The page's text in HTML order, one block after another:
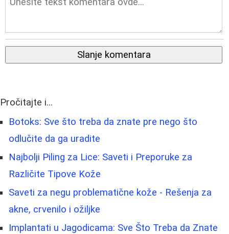
Slanje komentara
Pročitajte i...
Botoks: Sve što treba da znate pre nego što
odlučite da ga uradite
Najbolji Piling za Lice: Saveti i Preporuke za
Različite Tipove Kože
Saveti za negu problematične kože - Rešenja za
akne, crvenilo i ožiljke
Implantati u Jagodicama: Sve Što Treba da Znate